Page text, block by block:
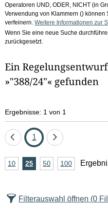
Operatoren UND, ODER, NICHT (in
Verwendung von Klammern () können
verfeinern. Weitere Informationen zur
Wenn Sie eine neue Suche
zurückgesetzt.
Ein
»"388/24"« gefunden
Ergebnisse: 1 von 1
Eine
zurück
Seite
1
Eine
vor
A
z
10Ergebnisse
25Ergebnisse
50Ergebnisse
100
Filterauswahl öffnen (0